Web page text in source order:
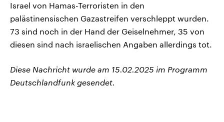
Israel von Hamas-Terroristen in den
palästinensischen Gazastreifen verschleppt wurden.
73 sind noch in der Hand der Geiselnehmer, 35 von
diesen sind nach israelischen Angaben allerdings tot.
Diese Nachricht wurde am 15.02.2025 im Programm
Deutschlandfunk gesendet.